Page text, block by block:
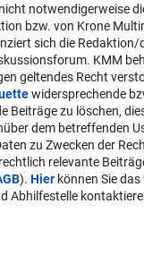
notwendigerweise
bzw. von Krone
sich die Redaktion/
KMM
geltendes Recht
widersprechende
Beiträge zu löschen,
dem betreffenden
zu Zwecken der
relevante
). Hier können Sie
Abhilfestelle